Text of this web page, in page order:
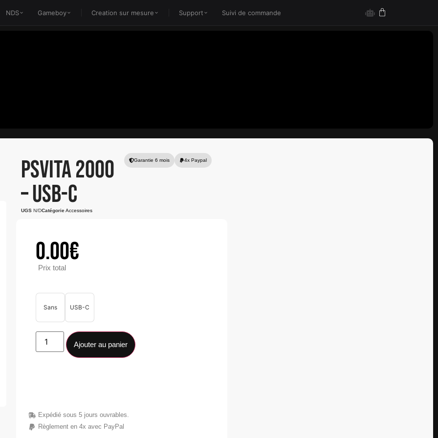
NDS Gameboy Creation sur mesure Support Suivi de commande
PSVITA 2000
– USB-C
UGSN/DCatégorie Accessoires
Garantie 6 mois 4x Paypal
0.00€
Prix total
Sans USB-C
Ajouter au panier
Expédié sous 5 jours ouvrables.
Règlement en 4x avec PayPal